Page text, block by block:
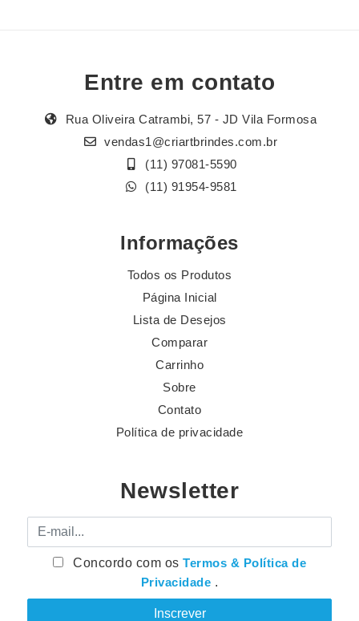
Entre em contato
Rua Oliveira Catrambi, 57 - JD Vila Formosa
vendas1@criartbrindes.com.br
(11) 97081-5590
(11) 91954-9581
Informações
Todos os Produtos
Página Inicial
Lista de Desejos
Comparar
Carrinho
Sobre
Contato
Política de privacidade
Newsletter
E-mail
Concordo com osTermos & Política de
Privacidade .